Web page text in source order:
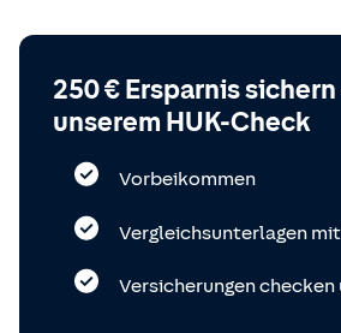
250 € Ersparnis sichern
unserem HUK-Check
Vorbeikommen
Vergleichsunterlagen
Versicherungen checken